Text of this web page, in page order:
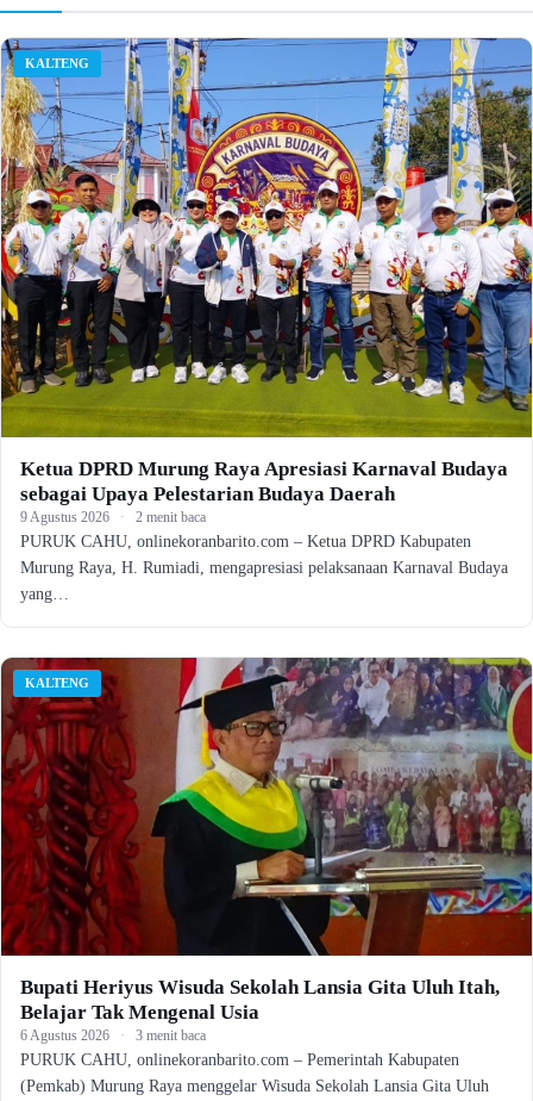
KALTENG
Ketua DPRD Murung Raya Apresiasi Karnaval Budaya
sebagai Upaya Pelestarian Budaya Daerah
9 Agustus 2026 · 2 menit baca
PURUK CAHU, onlinekoranbarito.com – Ketua DPRD Kabupaten
Murung Raya, H. Rumiadi, mengapresiasi pelaksanaan Karnaval Budaya
yang…
KALTENG
Bupati Heriyus Wisuda Sekolah Lansia Gita Uluh Itah,
Belajar Tak Mengenal Usia
6 Agustus 2026 · 3 menit baca
PURUK CAHU, onlinekoranbarito.com – Pemerintah Kabupaten
(Pemkab) Murung Raya menggelar Wisuda Sekolah Lansia Gita Uluh